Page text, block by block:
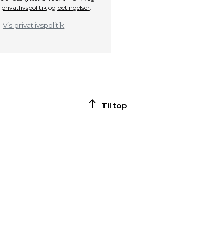
privatlivspolitikog betingelser.
Vis privatlivspolitik
Til top